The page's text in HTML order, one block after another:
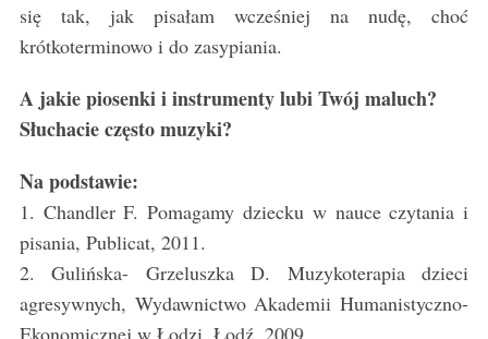
się tak, jak pisałam wcześniej na nudę, choć
krótkoterminowo i do zasypiania.
A jakie piosenki i instrumenty lubi Twój maluch?
Słuchacie często muzyki?
Na podstawie:
1. Chandler F. Pomagamy dziecku w nauce czytania i
pisania, Publicat, 2011.
2. Gulińska- Grzeluszka D. Muzykoterapia dzieci
agresywnych, Wydawnictwo Akademii Humanistyczno-
Ekonomicznej w Łodzi, Łodź, 2009.